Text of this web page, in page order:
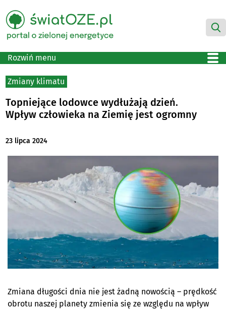
Rozwiń menu
Zmiany klimatu
Topniejące lodowce wydłużają dzień.
Wpływ człowieka na Ziemię jest ogromny
23 lipca 2024
Zmiana długości dnia nie jest żadną nowością – prędkość
obrotu naszej planety zmienia się ze względu na wpływ